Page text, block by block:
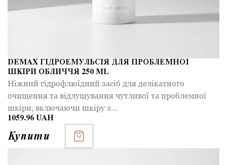
DEMAX ГІДРОЕМУЛЬСІЯ ДЛЯ ПРОБЛЕМНОЇ
ШКІРИ ОБЛИЧЧЯ 250 ML
Ніжний гідрофлюїдний засіб для делікатного
очищення та відлущування чутливої та проблемної
шкіри, включаючи шкіру з…
1059.96 UAH
Купити